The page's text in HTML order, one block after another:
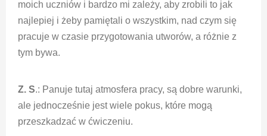
moich uczniów i bardzo mi zależy, aby zrobili to jak
najlepiej i żeby pamiętali o wszystkim, nad czym się
pracuje w czasie przygotowania utworów, a różnie z
tym bywa.
Z. S.: Panuje tutaj atmosfera pracy, są dobre warunki,
ale jednocześnie jest wiele pokus, które mogą
przeszkadzać w ćwiczeniu.